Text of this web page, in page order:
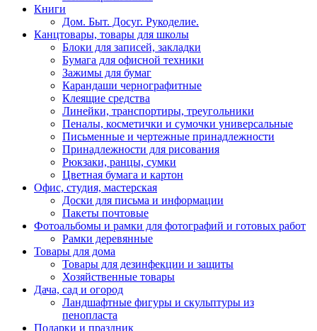
Книги
Дом. Быт. Досуг. Рукоделие.
Канцтовары, товары для школы
Блоки для записей, закладки
Бумага для офисной техники
Зажимы для бумаг
Карандаши чернографитные
Клеящие средства
Линейки, транспортиры, треугольники
Пеналы, косметички и сумочки универсальные
Письменные и чертежные принадлежности
Принадлежности для рисования
Рюкзаки, ранцы, сумки
Цветная бумага и картон
Офис, студия, мастерская
Доски для письма и информации
Пакеты почтовые
Фотоальбомы и рамки для фотографий и готовых работ
Рамки деревянные
Товары для дома
Товары для дезинфекции и защиты
Хозяйственные товары
Дача, сад и огород
Ландшафтные фигуры и скульптуры из
пенопласта
Подарки и праздник